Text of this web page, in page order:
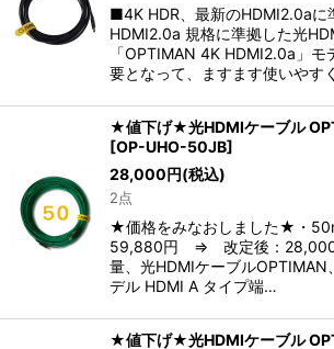
■4K HDR、最新のHDMI2.0aに
HDMI2.0a 規格に準拠した光
「OPTIMAN 4K HDMI2.0a」モ
要となって、ますます使いやす
★値下げ★光HDMIケーブル
[OP-UHO-50JB]
28,000円(税込)
2点
★価格をみなおしました★・
59,880円 ⇒ 改定後：
量、光HDMIケーブルOPTIMAN
デル HDMI A タイプ端…
★値下げ★光HDMIケーブル